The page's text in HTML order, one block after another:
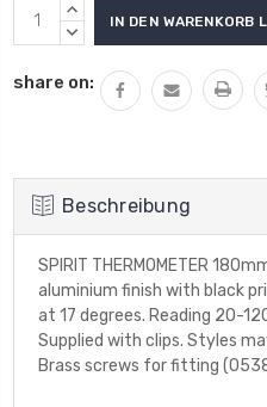
MENGE
VON
ERHÖHEN
MENGE
UNDEFINED
VERRINGERN
share on:
Beschreibung
SPIRIT THERMOMETER
aluminium finish with black
at 17 degrees. Reading 20-
Supplied with clips. Styles
Brass screws for fitting